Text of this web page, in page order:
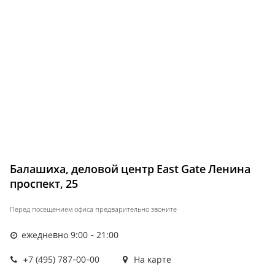
Балашиха, деловой центр East Gate Ленина
проспект, 25
Перед посещением офиса предварительно звоните
ежедневно 9:00 - 21:00
+7 (495) 787-00-00 На карте